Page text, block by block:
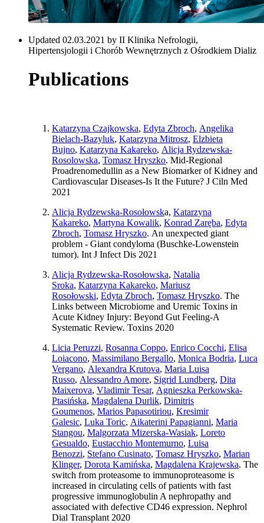
Updated 02.03.2021 by II Klinika Nefrologii,
Hipertensjologii i Chorób Wewnętrznych z Ośrodkiem Dializ
Publications
Katarzyna Czajkowska, Edyta Zbroch, Angelika
Bielach-Bazyluk, Katarzyna Mitrosz, Elzbieta
Bujno, Katarzyna Kakareko, Alicja Rydzewska-
Rosolowska, Tomasz Hryszko. Mid-Regional
Proadrenomedullin as a New Biomarker of Kidney and
Cardiovascular Diseases-Is It the Future? J Ciln Med
2021
Alicja Rydzewska-Rosołowska, Katarzyna
Kakareko, Martyna Kowalik, Konrad Zaręba, Edyta
Zbroch, Tomasz Hryszko. An unexpected giant
problem - Giant condyloma (Buschke-Lowenstein
tumor). Int J Infect Dis 2021
Alicja Rydzewska-Rosołowska, Natalia
Sroka, Katarzyna Kakareko, Mariusz
Rosołowski, Edyta Zbroch, Tomasz Hryszko. The
Links between Microbiome and Uremic Toxins in
Acute Kidney Injury: Beyond Gut Feeling-A
Systematic Review. Toxins 2020
Licia Peruzzi, Rosanna Coppo, Enrico Cocchi, Elisa
Loiacono, Massimilano Bergallo, Monica Bodria, Luca
Vergano, Alexandra Krutova, Maria Luisa
Russo, Alessandro Amore, Sigrid Lundberg, Dita
Maixerova, Vladimir Tesar, Agnieszka Perkowska-
Ptasińska, Magdalena Durlik, Dimitris
Goumenos, Marios Papasotiriou, Kresimir
Galesic, Luka Toric, Aikaterini Papagianni, Maria
Stangou, Malgorzata Mizerska-Wasiak, Loreto
Gesualdo, Eustacchio Montemurno, Luisa
Benozzi, Stefano Cusinato, Tomasz Hryszko, Marian
Klinger, Dorota Kamińska, Magdalena Krajewska. The
switch from proteasome to immunoproteasome is
increased in circulating cells of patients with fast
progressive immunoglobulin A nephropathy and
associated with defective CD46 expression. Nephrol
Dial Transplant 2020